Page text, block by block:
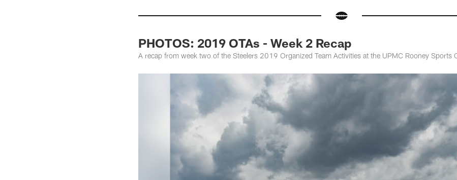
PHOTOS: 2019 OTAs - Week 2 Recap
A recap from week two of the Steelers 2019 Organized Team Activities at the UPMC Rooney Sports